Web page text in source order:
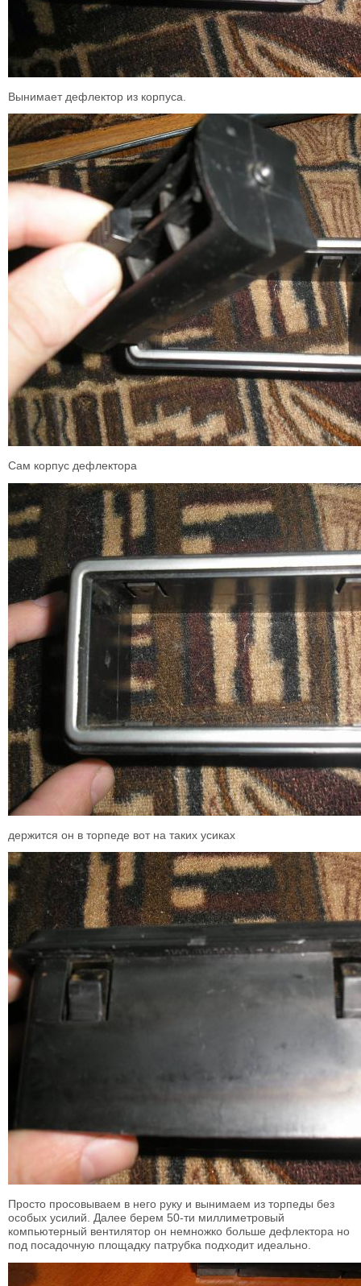
Вынимает дефлектор из корпуса.
Сам корпус дефлектора
держится он в торпеде вот на таких усиках
Просто просовываем в него руку и вынимаем из торпеды без
особых усилий. Далее берем 50-ти миллиметровый
компьютерный вентилятор он немножко больше дефлектора но
под посадочную площадку патрубка подходит идеально.